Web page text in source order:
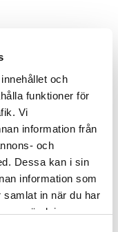
och
funktioner för
Vi
information från
och
Dessa kan i sin
information som
samlat in när du har
användningen av
Ja, varför inte!
dygnet
rätter till
bardisk.
Spirit)